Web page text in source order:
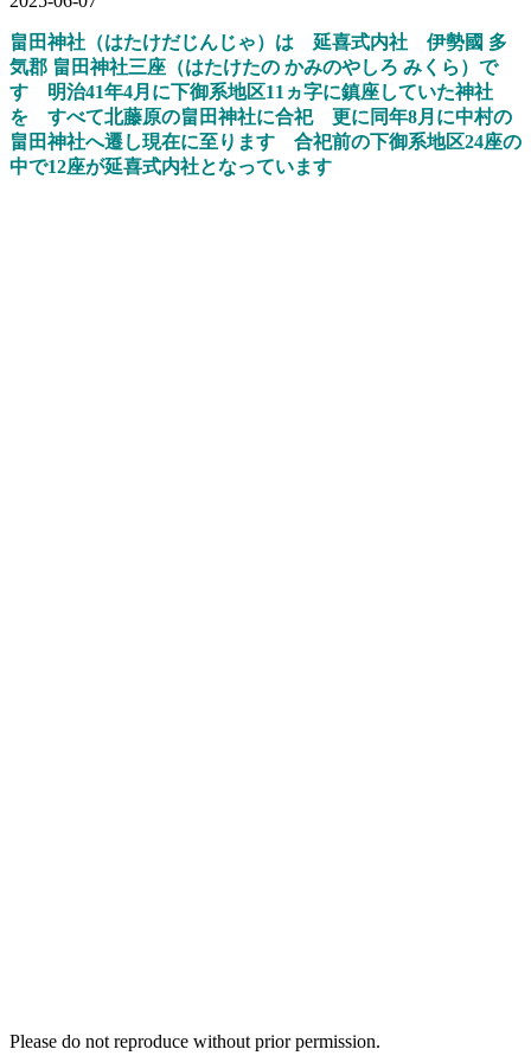
畠田神社（はたけだじんじゃ） は 延喜式内社 伊勢國 多
気郡 畠田神社三座（はたけたの かみのやしろ みくら） で
す 明治41年4月 に下御系地区11ヵ字に鎮座していた神社
を
すべて北藤原の畠田神社に合祀
更に同年8月に中村の
畠田神社へ遷し現在に至り ます
合祀前の下御系地区24座の
中で12座が延喜式内社となっています
Please do not reproduce without prior permission.